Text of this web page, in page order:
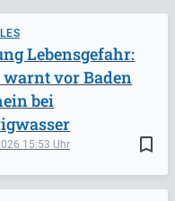
bookmark_border
15:53
Lebensgefahr:
warnt vor Baden
bei